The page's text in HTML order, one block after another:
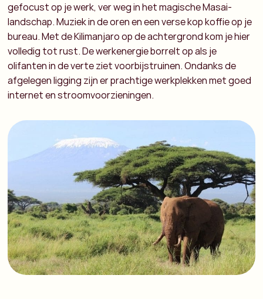
gefocust op je werk, ver weg in het magische Masai-
landschap. Muziek in de oren en een verse kop koffie op je
bureau. Met de Kilimanjaro op de achtergrond kom je hier
volledig tot rust. De werkenergie borrelt op als je
olifanten in de verte ziet voorbijstruinen. Ondanks de
afgelegen ligging zijn er prachtige werkplekken met goed
internet en stroomvoorzieningen.